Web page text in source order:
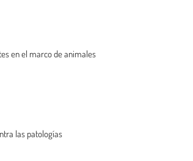
en el marco de animales
las patologías